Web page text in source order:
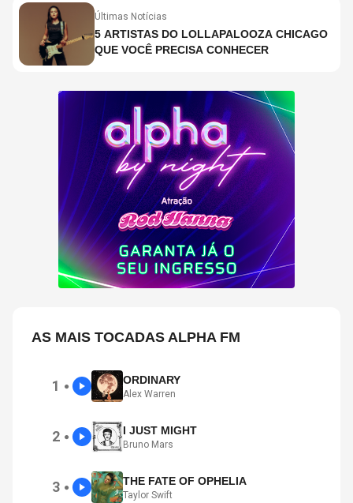
Últimas Notícias
5 ARTISTAS DO LOLLAPALOOZA CHICAGO
QUE VOCÊ PRECISA CONHECER
AS MAIS TOCADAS ALPHA FM
1 ● ORDINARY
Alex Warren
2 ● I JUST MIGHT
Bruno Mars
3 ● THE FATE OF OPHELIA
Taylor Swift